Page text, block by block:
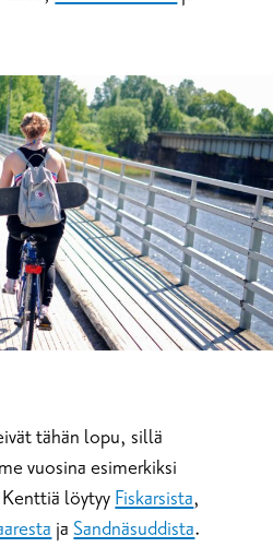
tähän lopu, sillä
vuosina esimerkiksi
löytyy Fiskarsista,
ja Sandnäsuddista.